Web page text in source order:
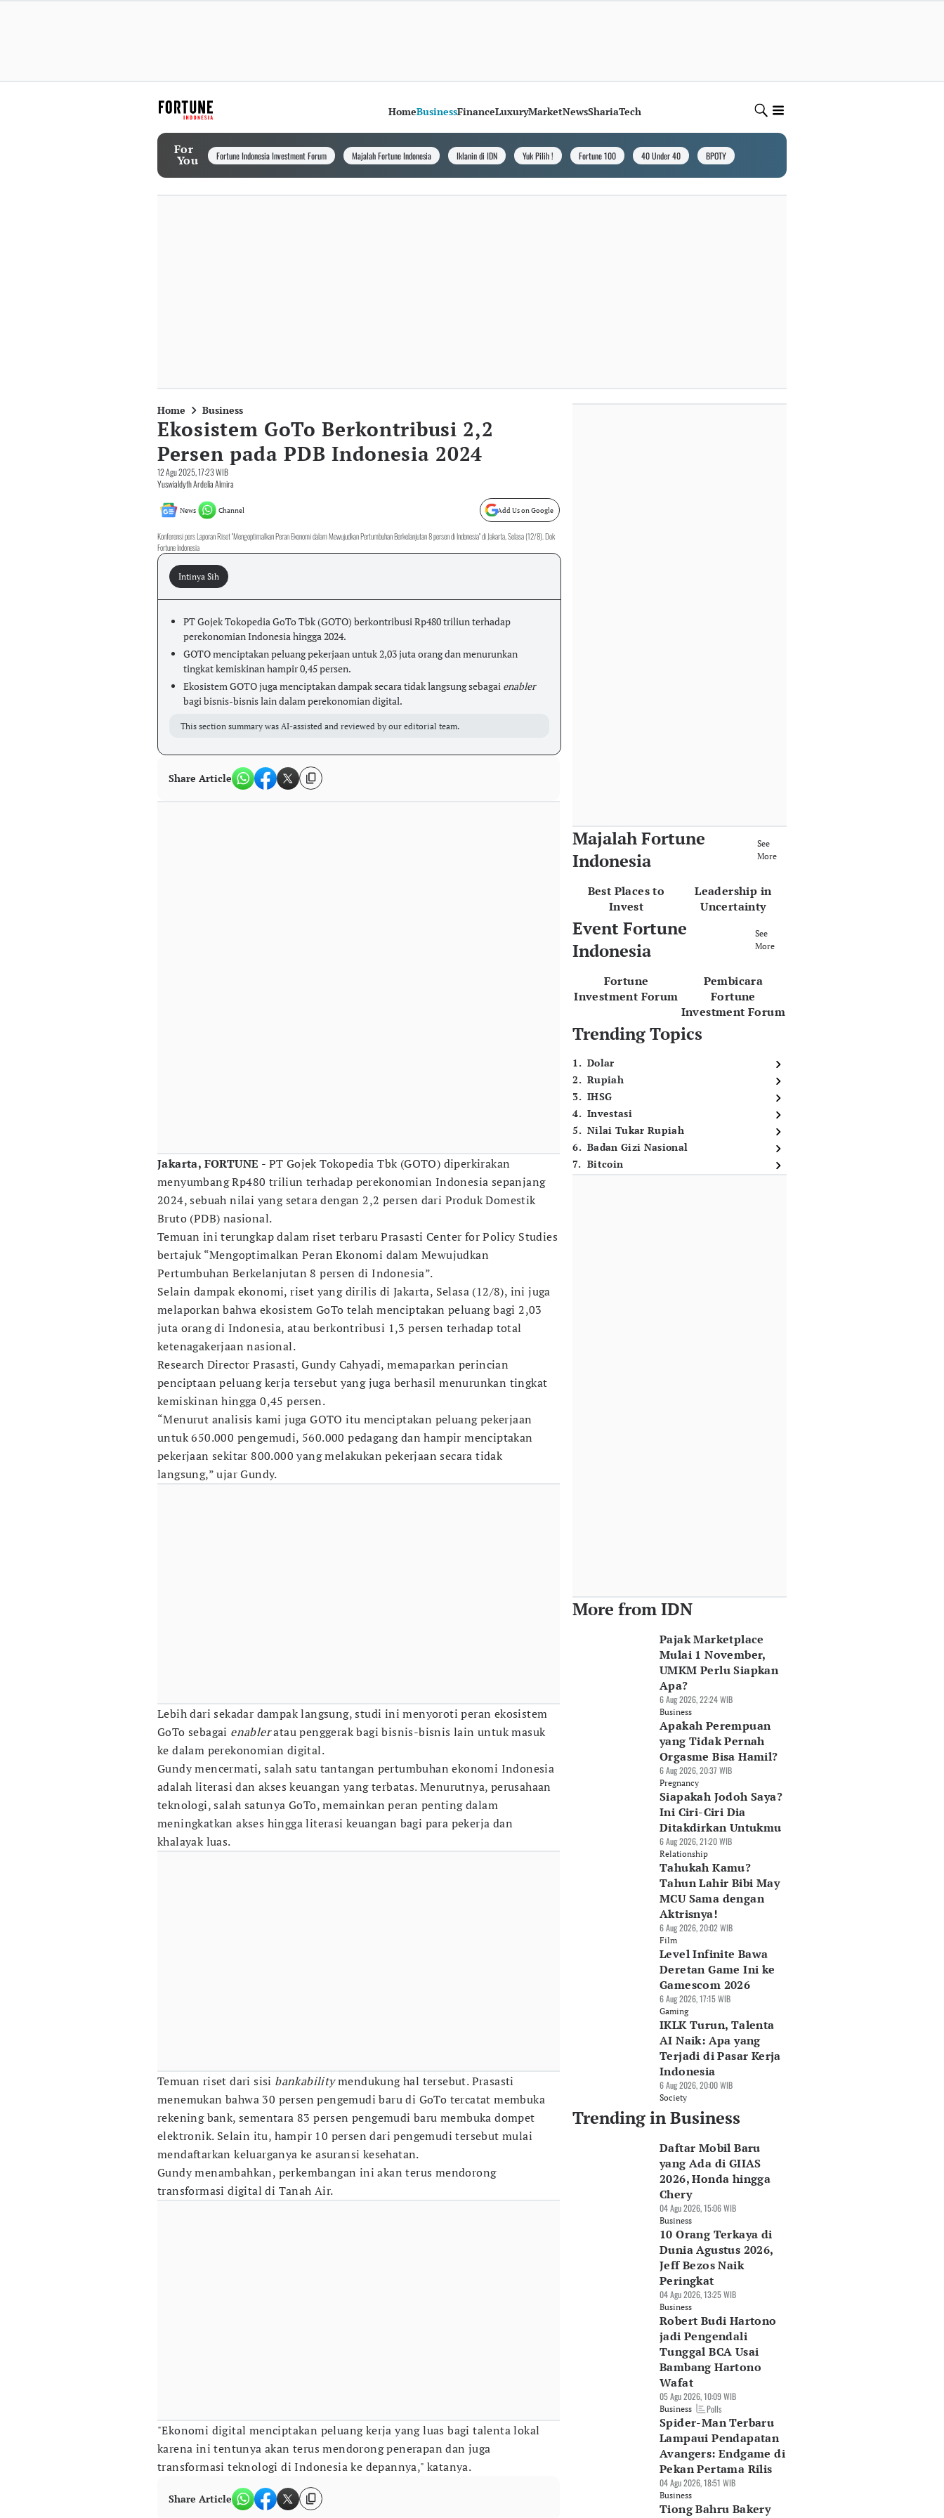
HomeBusinessFinanceLuxuryMarketNewsShariaTech
For
You Fortune Indonesia Investment Forum Majalah Fortune Indonesia Iklanin di IDN Yuk Pilih ! Fortune 100 40 Under 40 BPOTY
Home Business
Ekosistem GoTo Berkontribusi 2,2
Persen pada PDB Indonesia 2024
12 Agu 2025, 17:23 WIB
Yuswialdyth Ardelia Almira
News Channel Add Us on Google
Konferensi pers Laporan Riset "Mengoptimalkan Peran Ekonomi dalam Mewujudkan Pertumbuhan Berkelanjutan 8 persen di Indonesia" di Jakarta, Selasa (12/8). Dok
Fortune Indonesia
Intinya Sih
PT Gojek Tokopedia GoTo Tbk (GOTO) berkontribusi Rp480 triliun terhadap
perekonomian Indonesia hingga 2024.
GOTO menciptakan peluang pekerjaan untuk 2,03 juta orang dan menurunkan
tingkat kemiskinan hampir 0,45 persen.
Ekosistem GOTO juga menciptakan dampak secara tidak langsung sebagai enabler
bagi bisnis-bisnis lain dalam perekonomian digital.
This section summary was AI-assisted and reviewed by our editorial team.
Share Article
Jakarta, FORTUNE - PT Gojek Tokopedia Tbk (GOTO) diperkirakan
menyumbang Rp480 triliun terhadap perekonomian Indonesia sepanjang
2024, sebuah nilai yang setara dengan 2,2 persen dari Produk Domestik
Bruto (PDB) nasional.
Temuan ini terungkap dalam riset terbaru Prasasti Center for Policy Studies
bertajuk “Mengoptimalkan Peran Ekonomi dalam Mewujudkan
Pertumbuhan Berkelanjutan 8 persen di Indonesia”.
Selain dampak ekonomi, riset yang dirilis di Jakarta, Selasa (12/8), ini juga
melaporkan bahwa ekosistem GoTo telah menciptakan peluang bagi 2,03
juta orang di Indonesia, atau berkontribusi 1,3 persen terhadap total
ketenagakerjaan nasional.
Research Director Prasasti, Gundy Cahyadi, memaparkan perincian
penciptaan peluang kerja tersebut yang juga berhasil menurunkan tingkat
kemiskinan hingga 0,45 persen.
“Menurut analisis kami juga GOTO itu menciptakan peluang pekerjaan
untuk 650.000 pengemudi, 560.000 pedagang dan hampir menciptakan
pekerjaan sekitar 800.000 yang melakukan pekerjaan secara tidak
langsung,” ujar Gundy.
Lebih dari sekadar dampak langsung, studi ini menyoroti peran ekosistem
GoTo sebagai enableratau penggerak bagi bisnis-bisnis lain untuk masuk
ke dalam perekonomian digital.
Gundy mencermati, salah satu tantangan pertumbuhan ekonomi Indonesia
adalah literasi dan akses keuangan yang terbatas. Menurutnya, perusahaan
teknologi, salah satunya GoTo, memainkan peran penting dalam
meningkatkan akses hingga literasi keuangan bagi para pekerja dan
khalayak luas.
Temuan riset dari sisi bankabilitymendukung hal tersebut. Prasasti
menemukan bahwa 30 persen pengemudi baru di GoTo tercatat membuka
rekening bank, sementara 83 persen pengemudi baru membuka dompet
elektronik. Selain itu, hampir 10 persen dari pengemudi tersebut mulai
mendaftarkan keluarganya ke asuransi kesehatan.
Gundy menambahkan, perkembangan ini akan terus mendorong
transformasi digital di Tanah Air.
"Ekonomi digital menciptakan peluang kerja yang luas bagi talenta lokal
karena ini tentunya akan terus mendorong penerapan dan juga
transformasi teknologi di Indonesia ke depannya," katanya.
Share Article
Majalah Fortune
Indonesia
See
More
Best Places to
Invest
Leadership in
Uncertainty
Event Fortune
Indonesia
See
More
Fortune
Investment Forum
Pembicara
Fortune
Investment Forum
Trending Topics
1. Dolar
2. Rupiah
3. IHSG
4. Investasi
5. Nilai Tukar Rupiah
6. Badan Gizi Nasional
7. Bitcoin
More from IDN
Pajak Marketplace
Mulai 1 November,
UMKM Perlu Siapkan
Apa?
6 Aug 2026, 22:24 WIB
Business
Apakah Perempuan
yang Tidak Pernah
Orgasme Bisa Hamil?
6 Aug 2026, 20:37 WIB
Pregnancy
Siapakah Jodoh Saya?
Ini Ciri-Ciri Dia
Ditakdirkan Untukmu
6 Aug 2026, 21:20 WIB
Relationship
Tahukah Kamu?
Tahun Lahir Bibi May
MCU Sama dengan
Aktrisnya!
6 Aug 2026, 20:02 WIB
Film
Level Infinite Bawa
Deretan Game Ini ke
Gamescom 2026
6 Aug 2026, 17:15 WIB
Gaming
IKLK Turun, Talenta
AI Naik: Apa yang
Terjadi di Pasar Kerja
Indonesia
6 Aug 2026, 20:00 WIB
Society
Trending in Business
Daftar Mobil Baru
yang Ada di GIIAS
2026, Honda hingga
Chery
04 Agu 2026, 15:06 WIB
Business
10 Orang Terkaya di
Dunia Agustus 2026,
Jeff Bezos Naik
Peringkat
04 Agu 2026, 13:25 WIB
Business
Robert Budi Hartono
jadi Pengendali
Tunggal BCA Usai
Bambang Hartono
Wafat
05 Agu 2026, 10:09 WIB
Business Polls
Spider-Man Terbaru
Lampaui Pendapatan
Avangers: Endgame di
Pekan Pertama Rilis
04 Agu 2026, 18:51 WIB
Business
Tiong Bahru Bakery